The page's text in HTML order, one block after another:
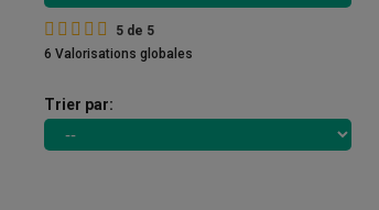
5 de 5
6 Valorisations globales
Trier par: